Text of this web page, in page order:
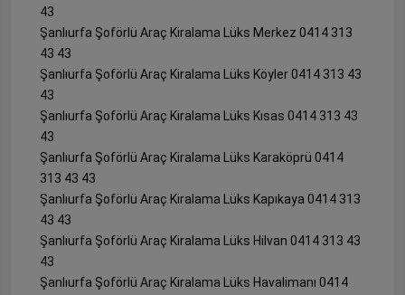
43
Şanlıurfa Şoförlü Araç Kiralama Lüks Merkez 0414 313
43 43
Şanlıurfa Şoförlü Araç Kiralama Lüks Köyler 0414 313 43
43
Şanlıurfa Şoförlü Araç Kiralama Lüks Kısas 0414 313 43
43
Şanlıurfa Şoförlü Araç Kiralama Lüks Karaköprü 0414
313 43 43
Şanlıurfa Şoförlü Araç Kiralama Lüks Kapıkaya 0414 313
43 43
Şanlıurfa Şoförlü Araç Kiralama Lüks Hilvan 0414 313 43
43
Şanlıurfa Şoförlü Araç Kiralama Lüks Havalimanı 0414